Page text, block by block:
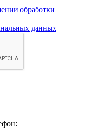
обработки
данных